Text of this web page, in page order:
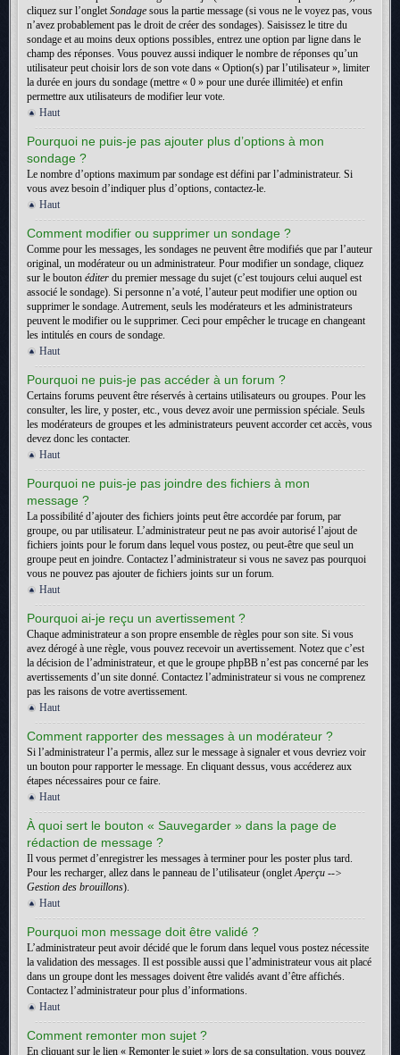
cliquez sur l’ongletSondage sous la partie message (si vous ne le voyez pas, vous
n’avez probablement pas le droit de créer des sondages). Saisissez le titre du
sondage et au moins deux options possibles, entrez une option par ligne dans le
champ des réponses. Vous pouvez aussi indiquer le nombre de réponses qu’un
utilisateur peut choisir lors de son vote dans « Option(s) par l’utilisateur », limiter
la durée en jours du sondage (mettre « 0 » pour une durée illimitée) et enfin
permettre aux utilisateurs de modifier leur vote.
Haut
Pourquoi ne puis-je pas ajouter plus d’options à mon
sondage ?
Le nombre d’options maximum par sondage est défini par l’administrateur. Si
vous avez besoin d’indiquer plus d’options, contactez-le.
Haut
Comment modifier ou supprimer un sondage ?
Comme pour les messages, les sondages ne peuvent être modifiés que par l’auteur
original, un modérateur ou un administrateur. Pour modifier un sondage, cliquez
sur le bouton éditer du premier message du sujet (c’est toujours celui auquel est
associé le sondage). Si personne n’a voté, l’auteur peut modifier une option ou
supprimer le sondage. Autrement, seuls les modérateurs et les administrateurs
peuvent le modifier ou le supprimer. Ceci pour empêcher le trucage en changeant
les intitulés en cours de sondage.
Haut
Pourquoi ne puis-je pas accéder à un forum ?
Certains forums peuvent être réservés à certains utilisateurs ou groupes. Pour les
consulter, les lire, y poster, etc., vous devez avoir une permission spéciale. Seuls
les modérateurs de groupes et les administrateurs peuvent accorder cet accès, vous
devez donc les contacter.
Haut
Pourquoi ne puis-je pas joindre des fichiers à mon
message ?
La possibilité d’ajouter des fichiers joints peut être accordée par forum, par
groupe, ou par utilisateur. L’administrateur peut ne pas avoir autorisé l’ajout de
fichiers joints pour le forum dans lequel vous postez, ou peut-être que seul un
groupe peut en joindre. Contactez l’administrateur si vous ne savez pas pourquoi
vous ne pouvez pas ajouter de fichiers joints sur un forum.
Haut
Pourquoi ai-je reçu un avertissement ?
Chaque administrateur a son propre ensemble de règles pour son site. Si vous
avez dérogé à une règle, vous pouvez recevoir un avertissement. Notez que c’est
la décision de l’administrateur, et que le groupe phpBB n’est pas concerné par les
avertissements d’un site donné. Contactez l’administrateur si vous ne comprenez
pas les raisons de votre avertissement.
Haut
Comment rapporter des messages à un modérateur ?
Si l’administrateur l’a permis, allez sur le message à signaler et vous devriez voir
un bouton pour rapporter le message. En cliquant dessus, vous accéderez aux
étapes nécessaires pour ce faire.
Haut
À quoi sert le bouton « Sauvegarder » dans la page de
rédaction de message ?
Il vous permet d’enregistrer les messages à terminer pour les poster plus tard.
Pour les recharger, allez dans le panneau de l’utilisateur (ongletAperçu -->
Gestion des brouillons).
Haut
Pourquoi mon message doit être validé ?
L’administrateur peut avoir décidé que le forum dans lequel vous postez nécessite
la validation des messages. Il est possible aussi que l’administrateur vous ait placé
dans un groupe dont les messages doivent être validés avant d’être affichés.
Contactez l’administrateur pour plus d’informations.
Haut
Comment remonter mon sujet ?
En cliquant sur le lien « Remonter le sujet » lors de sa consultation, vous pouvez